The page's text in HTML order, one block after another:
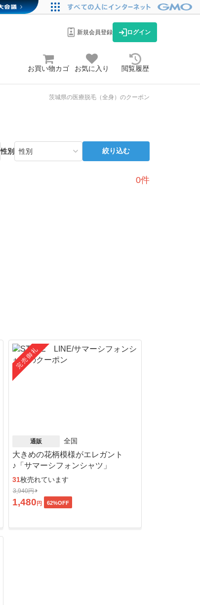
新規会員登録 ログイン
お買い物カゴ お気に入り 閲覧履歴
茨城県の医療脱毛（全身）のクーポン
性別 絞り込む
0件
完売御礼
通販 全国
大きめの花柄模様がエレガント
♪「サマーシフォンシャツ」
31枚売れています
3,940円
1,480 円 62%OFF